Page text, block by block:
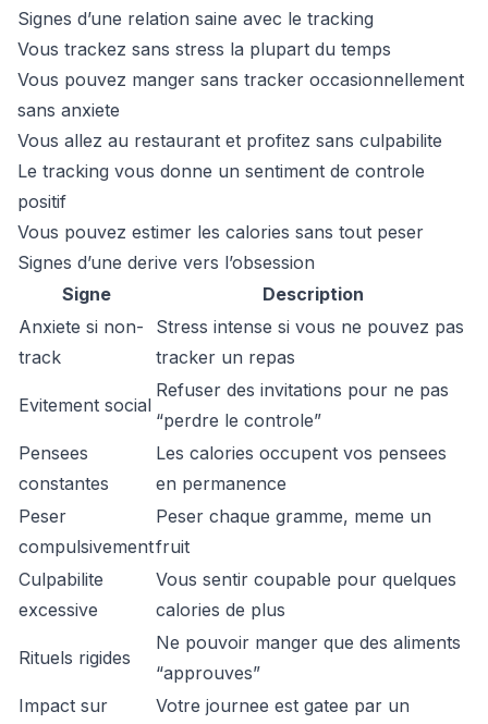
Signes d’une relation saine avec le tracking
Vous trackez sans stress la plupart du temps
Vous pouvez manger sans tracker occasionnellement
sans anxiete
Vous allez au restaurant et profitez sans culpabilite
Le tracking vous donne un sentiment de controle
positif
Vous pouvez estimer les calories sans tout peser
Signes d’une derive vers l’obsession
Signe
Description
Anxiete si non-
track
Stress intense si vous ne pouvez pas
tracker un repas
Evitement social
Refuser des invitations pour ne pas
“perdre le controle”
Pensees
constantes
Les calories occupent vos pensees
en permanence
Peser
compulsivement
Peser chaque gramme, meme un
fruit
Culpabilite
excessive
Vous sentir coupable pour quelques
calories de plus
Rituels rigides
Ne pouvoir manger que des aliments
“approuves”
Impact sur
Votre journee est gatee par un